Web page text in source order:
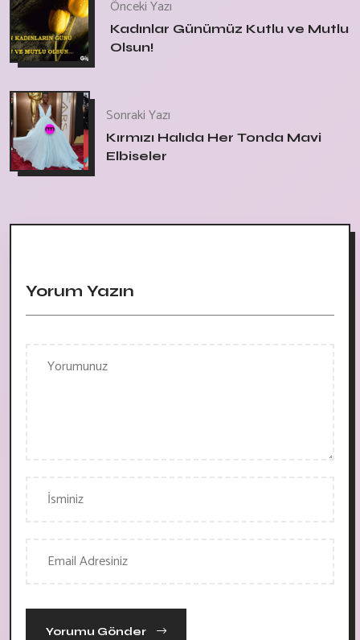
Önceki Yazı
Kadınlar Günümüz Kutlu ve Mutlu
Olsun!
Sonraki Yazı
Kırmızı Halıda Her Tonda Mavi
Elbiseler
Yorum Yazın
Yorumu Gönder